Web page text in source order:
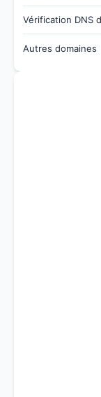
Vérification DNS
Autres domaines